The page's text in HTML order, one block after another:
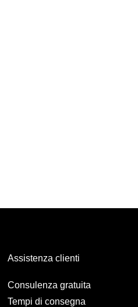
Assistenza clienti
Consulenza gratuita
Tempi di consegna